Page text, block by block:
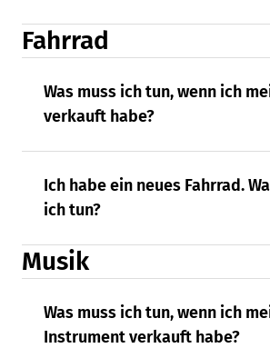
Fahrrad
Was muss ich tun, wenn ich
verkauft habe?
Ich habe ein neues Fahrrad.
ich tun?
Musik
Was muss ich tun, wenn ich
Instrument verkauft habe?